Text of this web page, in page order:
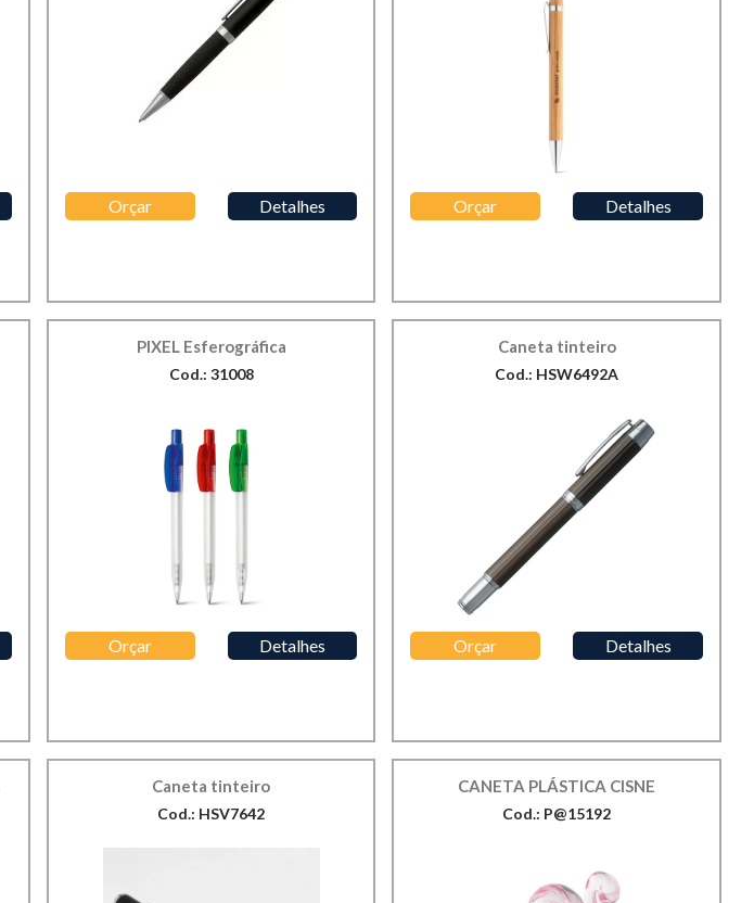
Orçar Detalhes Orçar Detalhes
PIXEL Esferográfica
Cod.: 31008
Orçar Detalhes
Caneta tinteiro
Cod.: HSW6492A
Orçar Detalhes
Caneta tinteiro
Cod.: HSV7642
CANETA PLÁSTICA CISNE
Cod.: P@15192